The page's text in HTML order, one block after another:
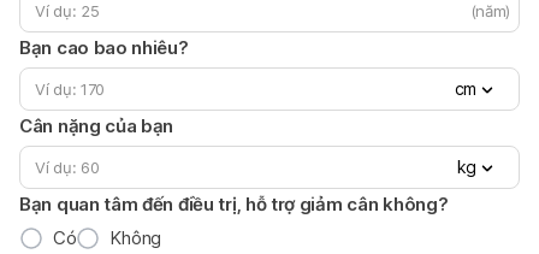
(năm)
Bạn cao bao nhiêu?
cm
Cân nặng của bạn
kg
Bạn quan tâm đến điều trị, hỗ trợ giảm cân không?
Có
Không